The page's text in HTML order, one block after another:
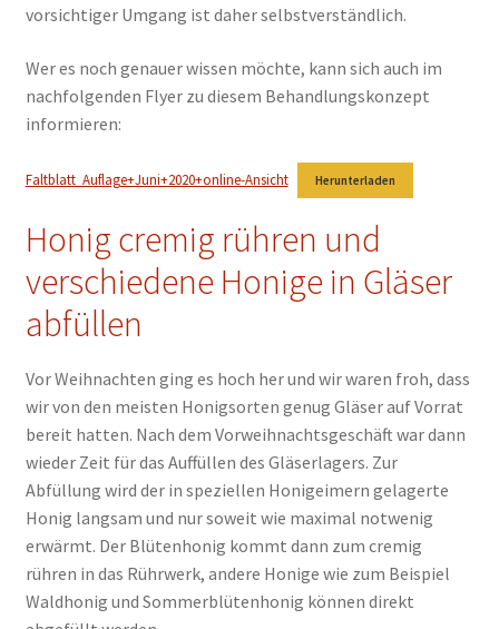
vorsichtiger Umgang ist daher selbstverständlich.
Wer es noch genauer wissen möchte, kann sich auch im
nachfolgenden Flyer zu diesem Behandlungskonzept
informieren:
Faltblatt_Auflage+Juni+2020+online-Ansicht Herunterladen
Honig cremig rühren und
verschiedene Honige in Gläser
abfüllen
Vor Weihnachten ging es hoch her und wir waren froh, dass
wir von den meisten Honigsorten genug Gläser auf Vorrat
bereit hatten. Nach dem Vorweihnachtsgeschäft war dann
wieder Zeit für das Auffüllen des Gläserlagers. Zur
Abfüllung wird der in speziellen Honigeimern gelagerte
Honig langsam und nur soweit wie maximal notwenig
erwärmt. Der Blütenhonig kommt dann zum cremig
rühren in das Rührwerk, andere Honige wie zum Beispiel
Waldhonig und Sommerblütenhonig können direkt